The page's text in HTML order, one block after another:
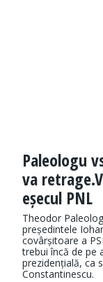
Paleologu
va
eșecul PNL
Theodor
președintele
covârșitoare a
trebui încă de pe
prezidențială, ca
Constantinescu.